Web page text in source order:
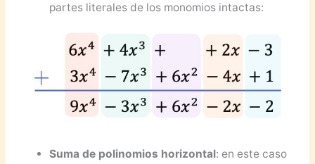
partes literales de los monomios intactas:
Suma de polinomios horizontal: en este caso